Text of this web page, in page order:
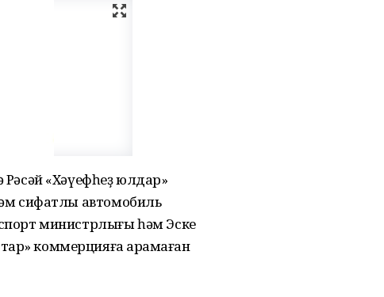
«Хәүефһеҙ юлдар»
сифатлы автомобиль
министрлығы һәм Эске
коммерцияға ҡарамаған